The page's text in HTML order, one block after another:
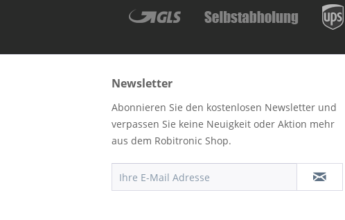
Newsletter
Abonnieren Sie den kostenlosen Newsletter und
verpassen Sie keine Neuigkeit oder Aktion mehr
aus dem Robitronic Shop.